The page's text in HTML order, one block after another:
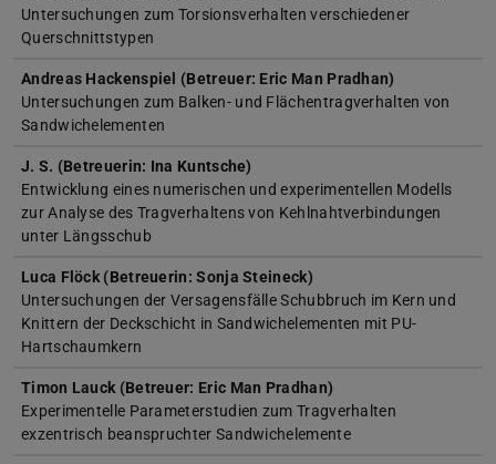
Untersuchungen zum Torsionsverhalten verschiedener
Querschnittstypen
Andreas Hackenspiel (Betreuer: Eric Man Pradhan)
Untersuchungen zum Balken- und Flächentragverhalten von
Sandwichelementen
J. S. (Betreuerin: Ina Kuntsche)
Entwicklung eines numerischen und experimentellen Modells
zur Analyse des Tragverhaltens von Kehlnahtverbindungen
unter Längsschub
Luca Flöck (Betreuerin: Sonja Steineck)
Untersuchungen der Versagensfälle Schubbruch im Kern und
Knittern der Deckschicht in Sandwichelementen mit PU-
Hartschaumkern
Timon Lauck (Betreuer: Eric Man Pradhan)
Experimentelle Parameterstudien zum Tragverhalten
exzentrisch beanspruchter Sandwichelemente